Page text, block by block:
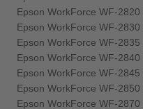
Epson WorkForce WF-2820
Epson WorkForce WF-2830
Epson WorkForce WF-2835
Epson WorkForce WF-2840
Epson WorkForce WF-2845
Epson WorkForce WF-2850
Epson WorkForce WF-2870